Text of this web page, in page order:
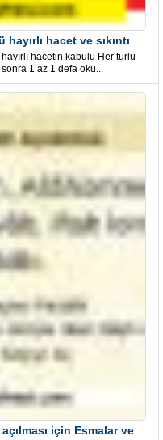
hacetin kabulü Her türlü
sonra 1 az 1 defa oku...